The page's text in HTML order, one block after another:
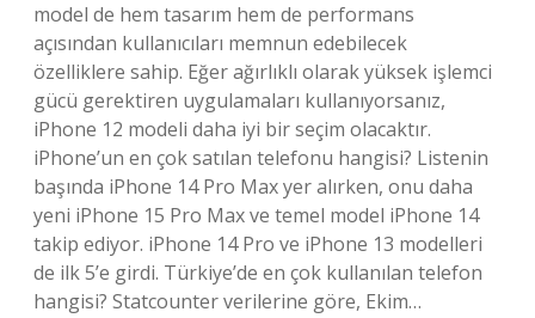
model de hem tasarım hem de performans
açısından kullanıcıları memnun edebilecek
özelliklere sahip. Eğer ağırlıklı olarak yüksek işlemci
gücü gerektiren uygulamaları kullanıyorsanız,
iPhone 12 modeli daha iyi bir seçim olacaktır.
iPhone’un en çok satılan telefonu hangisi? Listenin
başında iPhone 14 Pro Max yer alırken, onu daha
yeni iPhone 15 Pro Max ve temel model iPhone 14
takip ediyor. iPhone 14 Pro ve iPhone 13 modelleri
de ilk 5’e girdi. Türkiye’de en çok kullanılan telefon
hangisi? Statcounter verilerine göre, Ekim…